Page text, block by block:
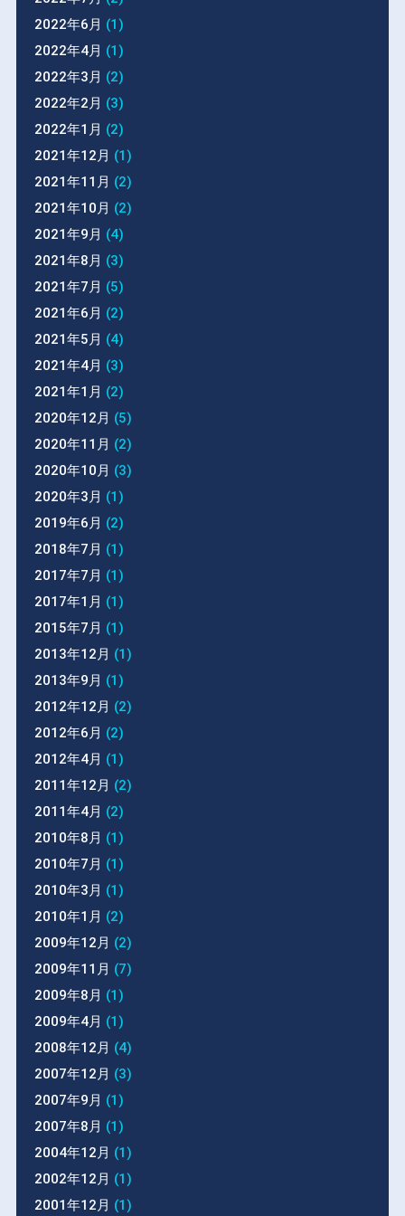
2022年6月 (1)
2022年4月 (1)
2022年3月 (2)
2022年2月 (3)
2022年1月 (2)
2021年12月 (1)
2021年11月 (2)
2021年10月 (2)
2021年9月 (4)
2021年8月 (3)
2021年7月 (5)
2021年6月 (2)
2021年5月 (4)
2021年4月 (3)
2021年1月 (2)
2020年12月 (5)
2020年11月 (2)
2020年10月 (3)
2020年3月 (1)
2019年6月 (2)
2018年7月 (1)
2017年7月 (1)
2017年1月 (1)
2015年7月 (1)
2013年12月 (1)
2013年9月 (1)
2012年12月 (2)
2012年6月 (2)
2012年4月 (1)
2011年12月 (2)
2011年4月 (2)
2010年8月 (1)
2010年7月 (1)
2010年3月 (1)
2010年1月 (2)
2009年12月 (2)
2009年11月 (7)
2009年8月 (1)
2009年4月 (1)
2008年12月 (4)
2007年12月 (3)
2007年9月 (1)
2007年8月 (1)
2004年12月 (1)
2002年12月 (1)
2001年12月 (1)